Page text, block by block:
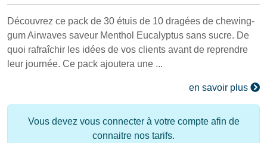
Découvrez ce pack de 30 étuis de 10 dragées de chewing-
gum Airwaves saveur Menthol Eucalyptus sans sucre. De
quoi rafraîchir les idées de vos clients avant de reprendre
leur journée. Ce pack ajoutera une ...
en savoir plus
Vous devez vous connecter à votre compte afin de
connaitre nos tarifs.